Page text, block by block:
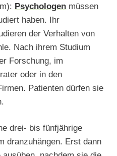
Psychologen müssen
haben. Ihr
der Verhalten von
Nach ihrem Studium
Forschung, im
oder in den
Patienten dürfen sie
drei- bis fünfjährige
dranzuhängen. Erst dann